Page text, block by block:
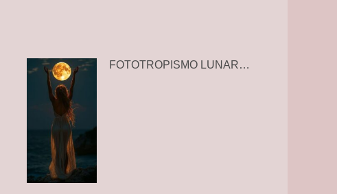
FOTOTROPISMO LUNAR…